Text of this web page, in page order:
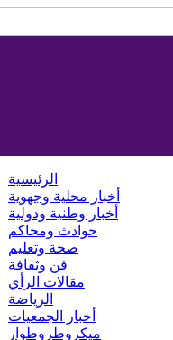
الرئيسية
أخبار محلية وجهوية
أخبار وطنية ودولية
حوادث ومحاكم
صحة وتعليم
فن وثقافة
مقالات الرأي
الرياضة
أخبار الجمعيات
ميكروطروطوار